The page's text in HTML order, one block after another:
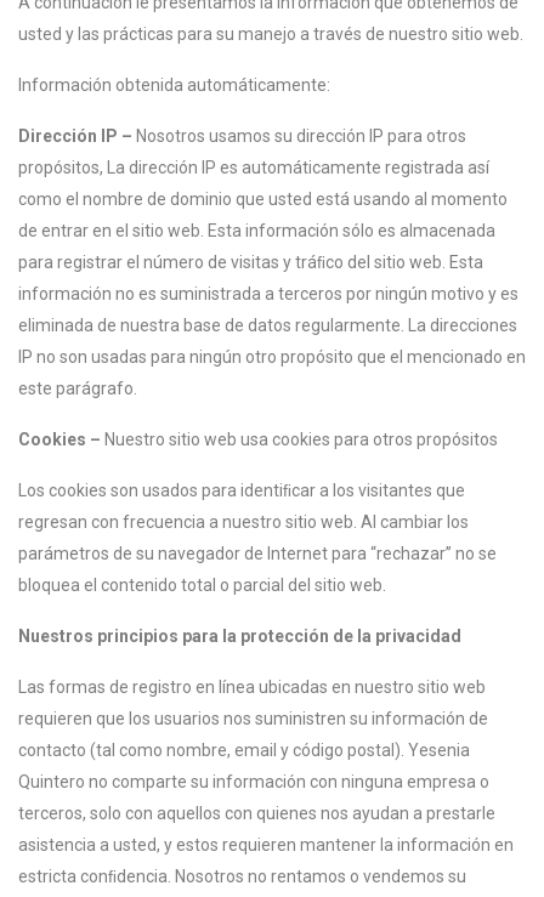
usted y las prácticas para su manejo a través de nuestro sitio web.
Información obtenida automáticamente:
Dirección IP – Nosotros usamos su dirección IP para otros
propósitos, La dirección IP es automáticamente registrada así
como el nombre de dominio que usted está usando al momento
de entrar en el sitio web. Esta información sólo es almacenada
para registrar el número de visitas y tráﬁco del sitio web. Esta
información no es suministrada a terceros por ningún motivo y es
eliminada de nuestra base de datos regularmente. La direcciones
IP no son usadas para ningún otro propósito que el mencionado en
este parágrafo.
Cookies – Nuestro sitio web usa cookies para otros propósitos
Los cookies son usados para identiﬁcar a los visitantes que
regresan con frecuencia a nuestro sitio web. Al cambiar los
parámetros de su navegador de Internet para “rechazar” no se
bloquea el contenido total o parcial del sitio web.
Nuestros principios para la protección de la privacidad
Las formas de registro en línea ubicadas en nuestro sitio web
requieren que los usuarios nos suministren su información de
contacto (tal como nombre, email y código postal). Yesenia
Quintero no comparte su información con ninguna empresa o
terceros, solo con aquellos con quienes nos ayudan a prestarle
asistencia a usted, y estos requieren mantener la información en
estricta conﬁdencia. Nosotros no rentamos o vendemos su